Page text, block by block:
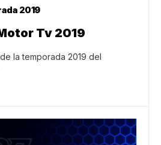
2019
Tv 2019
la temporada 2019 del